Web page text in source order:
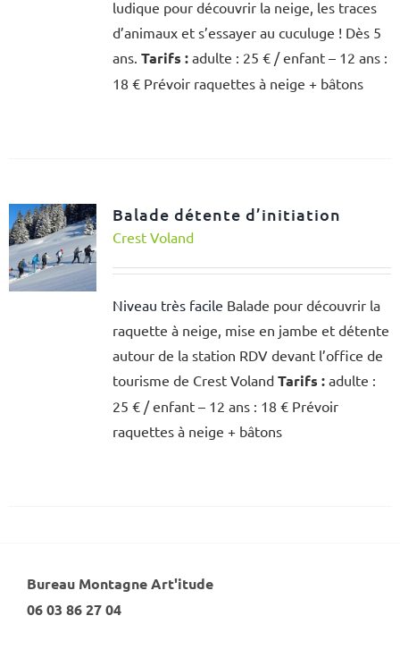
ludique pour découvrir la neige, les traces
d’animaux et s’essayer au cuculuge ! Dès 5
ans. Tarifs :adulte : 25 € / enfant – 12 ans :
18 € Prévoir raquettes à neige + bâtons
Balade détente d’initiation
Crest Voland
Niveau très facile Balade pour découvrir la
raquette à neige, mise en jambe et détente
autour de la station RDV devant l’office de
tourisme de Crest Voland Tarifs :adulte :
25 € / enfant – 12 ans : 18 € Prévoir
raquettes à neige + bâtons
Bureau Montagne Art'itude
06 03 86 27 04